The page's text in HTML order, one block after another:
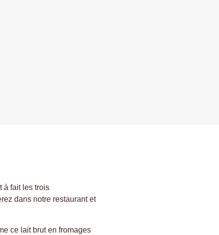
à fait les trois
dans notre restaurant et
ce lait brut en fromages